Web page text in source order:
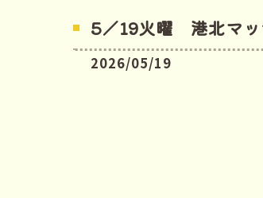
5／19火曜 港北マッ
2026/05/19